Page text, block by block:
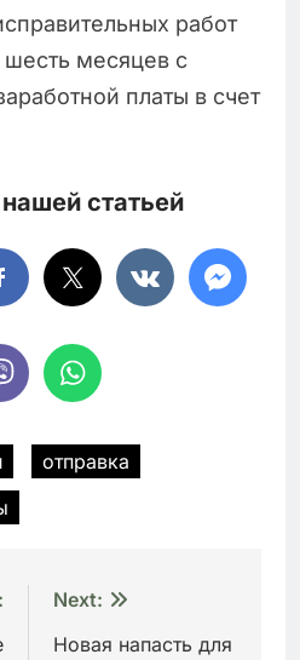
работ
месяцев с
платы в счет
статьей
отправка
Next:
Новая напасть для